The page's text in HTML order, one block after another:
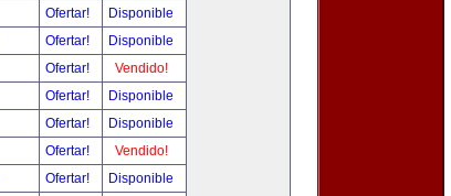
Ofertar!
Disponible
Ofertar!
Disponible
Ofertar!
Vendido!
Ofertar!
Disponible
Ofertar!
Disponible
Ofertar!
Vendido!
Ofertar!
Disponible